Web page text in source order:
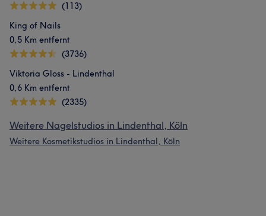
(113)
King of Nails
0,5 Km entfernt
(3736)
Viktoria Gloss - Lindenthal
0,6 Km entfernt
(2335)
Weitere Nagelstudios in Lindenthal, Köln
Weitere Kosmetikstudios in Lindenthal, Köln